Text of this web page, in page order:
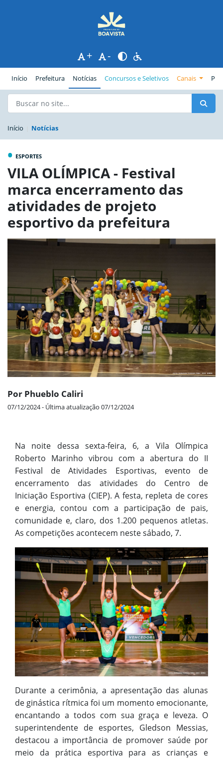
+ -
Início Prefeitura(página atual)
Notícias Concursos e Seletivos Canais
Início Notícias
• ESPORTES
VILA OLÍMPICA - Festival
marca encerramento das
atividades de projeto
esportivo da prefeitura
Por Phueblo Caliri
07/12/2024 - Última atualização 07/12/2024
Na noite dessa sexta-feira, 6, a Vila Olímpica
Roberto Marinho vibrou com a abertura do II
Festival de Atividades Esportivas, evento de
encerramento das atividades do Centro de
Iniciação Esportiva (CIEP). A festa, repleta de cores
e energia, contou com a participação de pais,
comunidade e, claro, dos 1.200 pequenos atletas.
As competições acontecem neste sábado, 7.
Durante a cerimônia, a apresentação das alunas
de ginástica rítmica foi um momento emocionante,
encantando a todos com sua graça e leveza. O
superintendente de esportes, Gledson Messias,
destacou a importância de promover saúde por
meio da prática esportiva para as crianças e